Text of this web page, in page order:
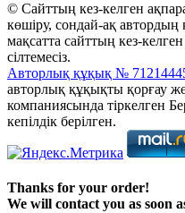
© Сайттың кез-келген
көшіру, сондай-ақ автордың
мақсатта сайттың кез-
сілтемесіз.
Авторлық құқық №
авторлық құқықты қорғау
компаниясында тіркелген
кепілдік берілген.
Thanks for your order!
We will contact you as soon